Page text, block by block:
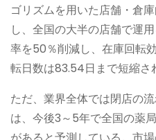
ゴリズムを用いた店舗・倉
し、全国の大半の店舗で運
率を50％削減し、在庫回転
転日数は83.54日まで短縮さ
ただ、業界全体では閉店の
は、今後3～5年で全国の薬